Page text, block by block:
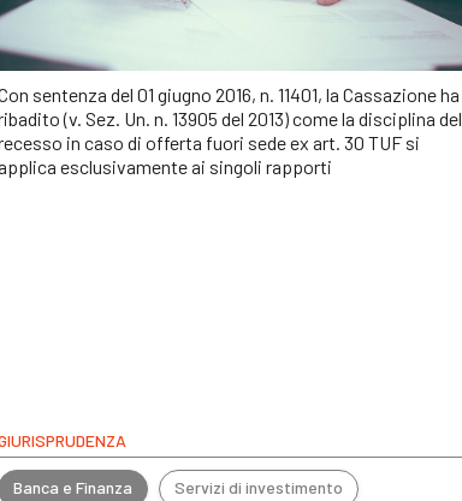
sentenza del 01 giugno 2016, n. 11401, la Cassazione ha
(v. Sez. Un. n. 13905 del 2013) come la disciplina del
in caso di offerta fuori sede ex art. 30 TUF si
esclusivamente ai singoli rapporti
Banca e Finanza Servizi di investimento